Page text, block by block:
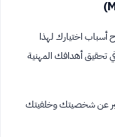
اختيارك لهذا
أهدافك المهنية
عن شخصيتك وخلفيتك